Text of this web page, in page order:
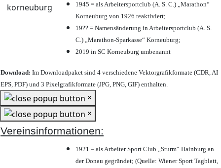
1945 = als Arbeitersportclub (A. S. C.) „Marathon“
Korneuburg von 1926 reaktiviert;
19?? = Namensänderung in Arbeitersportclub (A. S.
C.) „Marathon-Sparkasse“ Korneuburg;
2019 in SC Korneuburg umbenannt
Download: Im Downloadpaket sind 4 verschiedene Vektorgrafikformate (CDR, AI
EPS, PDF) und 3 Pixelgrafikformate (JPG, PNG, GIF) enthalten.
×
×
Vereinsinformationen:
1921 = als Arbeiter Sport Club „Sturm“ Hainburg an
der Donau gegründet; (Quelle: Wiener Sport Tagblatt,